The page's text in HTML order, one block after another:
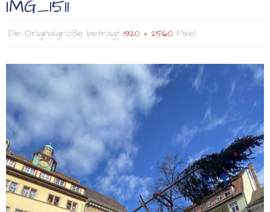
IMG_1511
Die Originalgröße beträgt 1920 × 2560 Pixel